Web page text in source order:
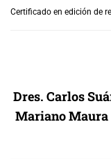
Certificado en edición de
Dres. Carlos
Mariano Maura